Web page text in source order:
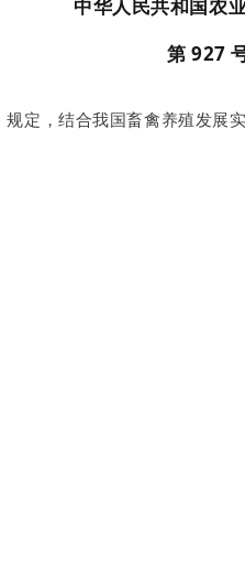
中华人民共和国农
第 927
定，结合我国畜禽养殖发